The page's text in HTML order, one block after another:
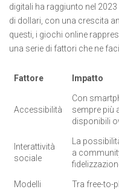
digitali ha raggiunto nel
di dollari, con una crescita
questi, i giochi online
una serie di fattori che ne
Fattore Impatto
Accessibilità
Con
sempre più
disponibili
Interattività
sociale
La
a
Modelli
Tra free-to-